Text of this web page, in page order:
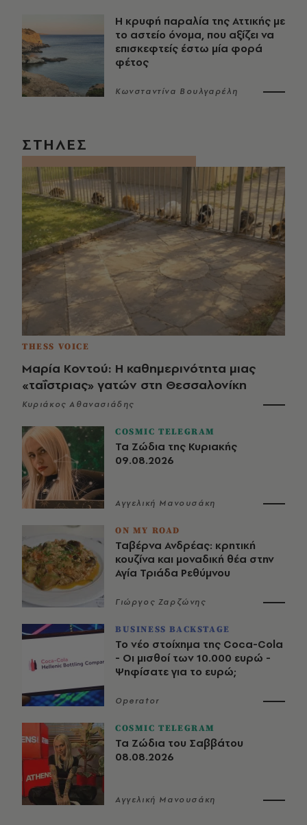
Η κρυφή παραλία της Αττικής με
το αστείο όνομα, που αξίζει να
επισκεφτείς έστω μία φορά
φέτος
Κωνσταντίνα Βουλγαρέλη
ΣΤΗΛΕΣ
THESS VOICE
Μαρία Κοντού: Η καθημερινότητα μιας
«ταΐστριας» γατών στη Θεσσαλονίκη
Κυριάκος Αθανασιάδης
COSMIC TELEGRAM
Τα Ζώδια της Κυριακής
09.08.2026
Αγγελική Μανουσάκη
ON MY ROAD
Ταβέρνα Ανδρέας: κρητική
κουζίνα και μοναδική θέα στην
Αγία Τριάδα Ρεθύμνου
Γιώργος Ζαρζώνης
BUSINESS BACKSTAGE
Το νέο στοίχημα της Coca-Cola
- Οι μισθοί των 10.000 ευρώ -
Ψηφίσατε για το ευρώ;
Operator
COSMIC TELEGRAM
Τα Ζώδια του Σαββάτου
08.08.2026
Αγγελική Μανουσάκη